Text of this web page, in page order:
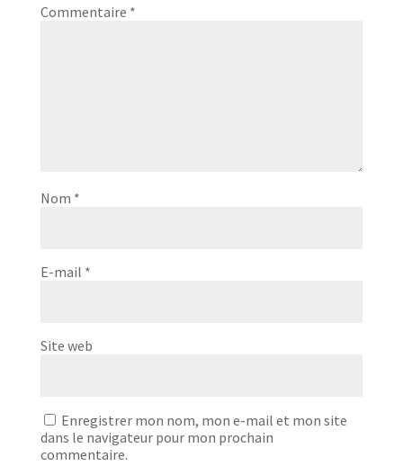
Commentaire *
Nom *
E-mail *
Site web
Enregistrer mon nom, mon e-mail et mon site
dans le navigateur pour mon prochain
commentaire.